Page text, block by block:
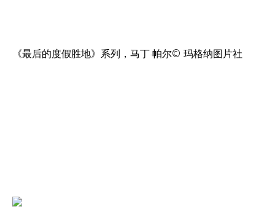
《最后的度假胜地》系列，马丁·帕尔© 玛格纳图片社